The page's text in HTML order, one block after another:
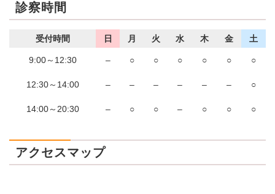
診察時間
受付時間 日 月 火 水 木 金 土
9:00～12:30 – ○ ○ ○ ○ ○ ○
12:30～14:00 – – – – – – ○
14:00～20:30 – ○ ○ – ○ ○ ○
アクセスマップ